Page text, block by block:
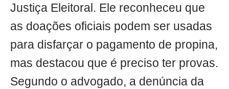
Justiça Eleitoral. Ele reconheceu que
as doações oficiais podem ser usadas
para disfarçar o pagamento de propina,
mas destacou que é preciso ter provas.
Segundo o advogado, a denúncia da